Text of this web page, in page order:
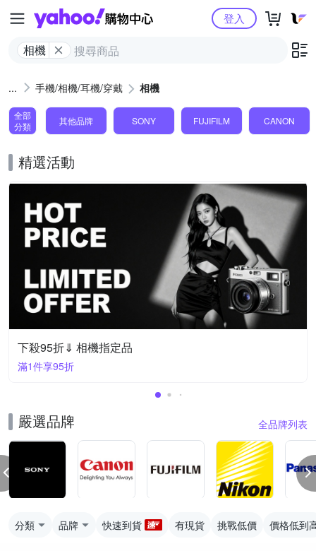
Yahoo購物中心
相機
登入
手機/相機/耳機/穿戴 相機
全部
分類
其他品牌 SONY FUJIFILM CANON
精選活動
下殺95折⇓ 相機指定品
滿1件享95折
嚴選品牌 全品牌列表
分類 品牌 快速到貨 有現貨 挑戰低價 價格低到